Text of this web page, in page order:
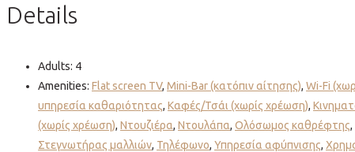
Details
Adults: 4
Amenities: Flat screen TV, Mini-Bar (κατόπιν αίτησης), Wi-Fi
υπηρεσία καθαριότητας, Καφές/Τσάι (χωρίς χρέωση),
(χωρίς χρέωση), Ντουζιέρα, Ντουλάπα, Ολόσωμος καθρέφτης,
Στεγνωτήρας μαλλιών, Τηλέφωνο, Υπηρεσία αφύπνισης,